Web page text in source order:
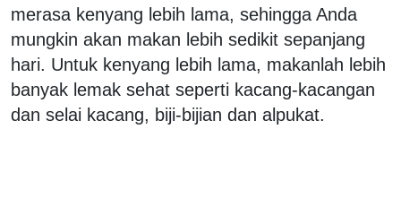
merasa kenyang lebih lama, sehingga Anda
mungkin akan makan lebih sedikit sepanjang
hari. Untuk kenyang lebih lama, makanlah lebih
banyak lemak sehat seperti kacang-kacangan
dan selai kacang, biji-bijian dan alpukat.